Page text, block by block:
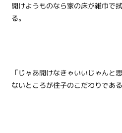
開けようものなら家の床が雑巾で
る。
「じゃあ開けなきゃいいじゃんと
ないところが住子のこだわりである